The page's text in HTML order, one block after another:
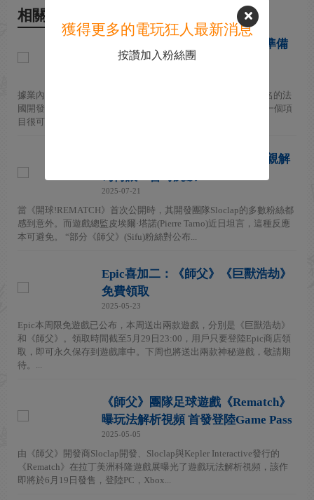
相關新聞
曝《師父》開發商將為Switch 2準備
三款新作！
據業內人士Nash Weedle爆料，以動作遊戲《師父》（Sifu）聞名的法
國開發商Sloclap正為Nintendo Switch 2籌備至少三個項目。 第一個項
目很可能是足球動作遊戲《開球！Rem...
"很抱歉不是《師父2》" 製作人親解
2025-07-21
當《開球!REMATCH》首次公開時，其開發團隊Sloclap的多數粉絲都
感到意外。而遊戲總監皮埃爾·塔諾(Pierre Tarno)近日坦言，這種反應
本可避免。 “部分《師父》(Sifu)粉絲對公布...
Epic喜加二：《師父》《巨獸浩劫》
免費領取
2025-05-23
Epic本周限免遊戲已公布，本周送出兩款遊戲，分別是《巨獸浩劫》
和《師父》。領取時間截至5月29日23:00，用戶只要登陸Epic商店領
取，即可永久保存到遊戲庫中。下周也將送出兩款神秘遊戲，敬請期
待。...
《師父》團隊足球遊戲《Rematch》
曝玩法解析視頻 首發登陸Game Pass
2025-05-05
由《師父》開發商Sloclap開發、Sloclap與Kepler Interactive發行的
《Rematch》在拉丁美洲科隆遊戲展曝光了遊戲玩法解析視頻，該作
即將於6月19日發售，登陸PC，Xbox...
獲得更多的電玩狂人最新消息
按讚加入粉絲團